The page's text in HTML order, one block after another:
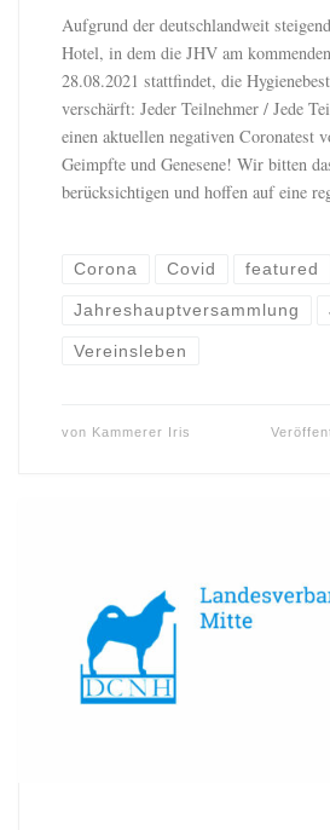
Aufgrund der deutschlandweit
Hotel, in dem die JHV am
28.08.2021 stattfindet, die
verschärft: Jeder Teilnehmer / Jede
einen aktuellen negativen Coronatest
Geimpfte und Genesene! Wir bitten
berücksichtigen und hoffen auf eine
Corona Covid featured
Jahreshauptversammlung
Vereinsleben
von Kammerer Iris